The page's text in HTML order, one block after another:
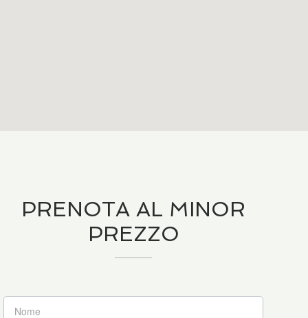
PRENOTA AL MINOR
PREZZO